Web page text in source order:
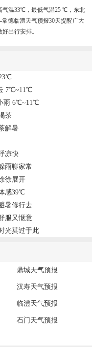
气温33℃，最低气温25 ℃，东北
常德临澧天气预报30天提醒广大
出行安排。
7℃~11℃
雨 6℃~11℃
茶
解暑
凉快
雨聊家常
徐展开
感39℃
暑修行去
服又惬意
光莫过于此
鼎城天气预报
汉寿天气预报
临澧天气预报
石门天气预报